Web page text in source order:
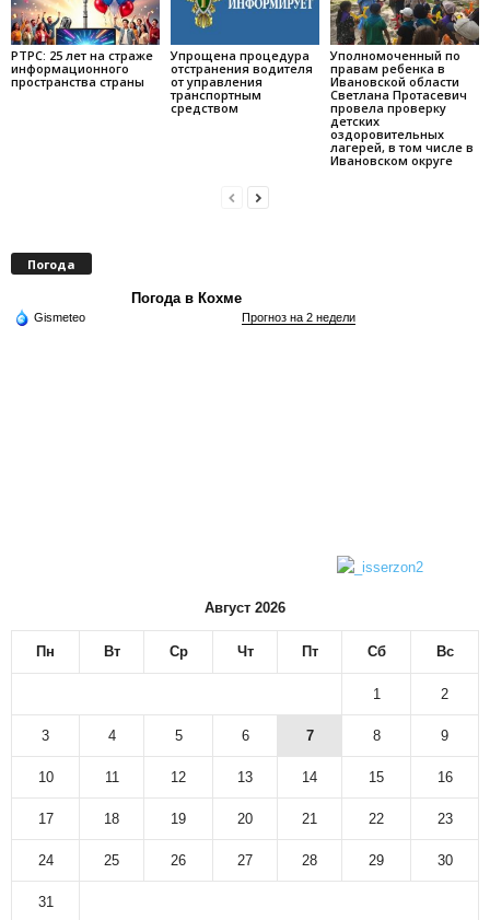
РТРС: 25 лет на страже
информационного
пространства страны
Упрощена процедура
отстранения водителя
от управления
транспортным
средством
Уполномоченный по
правам ребенка в
Ивановской области
Светлана Протасевич
провела проверку
детских
оздоровительных
лагерей, в том числе в
Ивановском округе
Погода
Погода в Кохме
Gismeteo Прогноз на 2 недели
Август 2026
Пн Вт Ср Чт Пт Сб Вс
1 2
3 4 5 6 7 8 9
10 11 12 13 14 15 16
17 18 19 20 21 22 23
24 25 26 27 28 29 30
31